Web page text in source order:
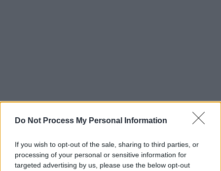
Do Not Process My Personal Information
If you wish to opt-out of the sale, sharing to third parties, or
processing of your personal or sensitive information for
targeted advertising by us, please use the below opt-out